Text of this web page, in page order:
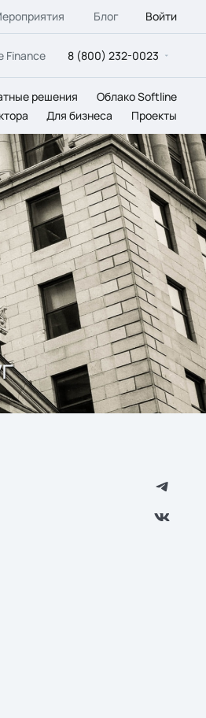
Блог Войти
Finance 8 (800) 232-0023
решения
Облако Softline
Для бизнеса Проекты